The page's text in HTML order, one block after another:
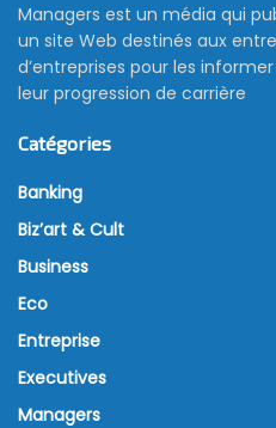
Managers est un média qui
un site Web destinés aux
d’entreprises pour les
leur progression de carrière
Catégories
Banking
Biz’art & Cult
Business
Eco
Entreprise
Executives
Managers